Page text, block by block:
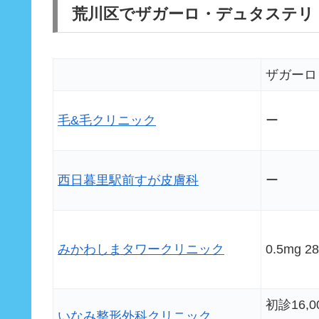
荒川区でザガーロ・デュタステ
ザガーロ
毛&毛クリニック ー
西日暮里駅前すが皮膚科 ー
みかわしまタワークリニック 0.5mg
いなみ整形外科クリニック
初診